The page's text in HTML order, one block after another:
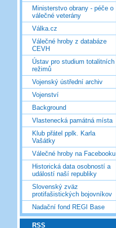
Ministerstvo obrany - péče o
válečné veterány
Válka.cz
Válečné hroby z databáze
CEVH
Ústav pro studium totalitních
režimů
Vojenský ústřední archiv
Vojenství
Background
Vlastenecká památná místa
Klub přátel pplk. Karla
Vašátky
Válečné hroby na Facebooku
Historická data osobností a
událostí naší republiky
Slovenský zväz
protifašistických bojovníkov
Nadační fond REGI Base
RSS